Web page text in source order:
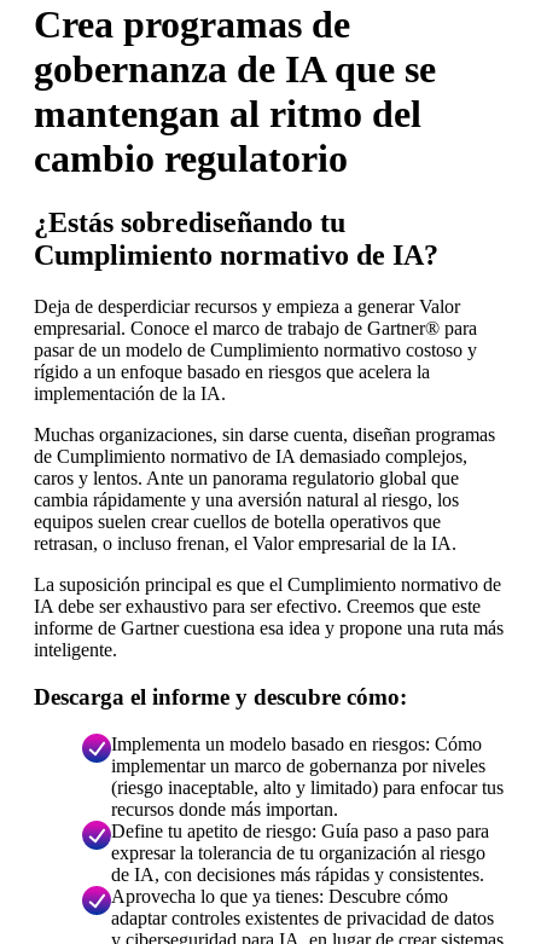
Crea programas de
gobernanza de IA que se
mantengan al ritmo del
cambio regulatorio
¿Estás sobrediseñando tu
Cumplimiento normativo de IA?
Deja de desperdiciar recursos y empieza a generar Valor
empresarial. Conoce el marco de trabajo de Gartner® para
pasar de un modelo de Cumplimiento normativo costoso y
rígido a un enfoque basado en riesgos que acelera la
implementación de la IA.
Muchas organizaciones, sin darse cuenta, diseñan programas
de Cumplimiento normativo de IA demasiado complejos,
caros y lentos. Ante un panorama regulatorio global que
cambia rápidamente y una aversión natural al riesgo, los
equipos suelen crear cuellos de botella operativos que
retrasan, o incluso frenan, el Valor empresarial de la IA.
La suposición principal es que el Cumplimiento normativo de
IA debe ser exhaustivo para ser efectivo. Creemos que este
informe de Gartner cuestiona esa idea y propone una ruta más
inteligente.
Descarga el informe y descubre cómo:
Implementa un modelo basado en riesgos: Cómo
implementar un marco de gobernanza por niveles
(riesgo inaceptable, alto y limitado) para enfocar tus
recursos donde más importan.
Define tu apetito de riesgo: Guía paso a paso para
expresar la tolerancia de tu organización al riesgo
de IA, con decisiones más rápidas y consistentes.
Aprovecha lo que ya tienes: Descubre cómo
adaptar controles existentes de privacidad de datos
y ciberseguridad para IA, en lugar de crear sistemas